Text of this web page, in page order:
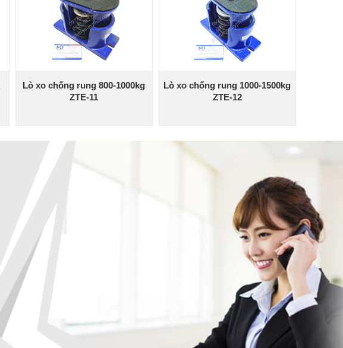
Lò xo chống rung 800-1000kg
ZTE-11
Lò xo chống rung 1000-1500kg
ZTE-12